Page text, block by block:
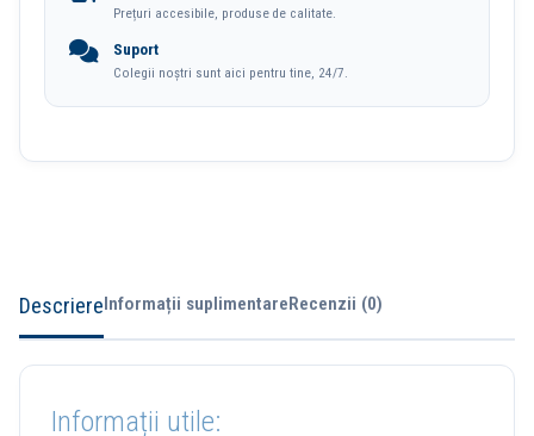
Prețuri accesibile, produse de calitate.
Suport
Colegii noștri sunt aici pentru tine, 24/7.
DescriereInformații suplimentareRecenzii (0)
Informații utile: